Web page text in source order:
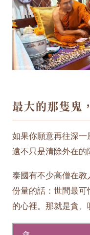
最大的那隻鬼
如果你願意再往深一
遠不只是清除外在的
泰國有不少高僧在
份量的話：世間最可
的心裡。那就是貪、